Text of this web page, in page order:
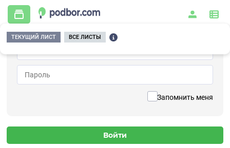
Запомнить меня
ТЕКУЩИЙ ЛИСТ ВСЕ ЛИСТЫ
Главная / Контрольно-измерительные приборы и автоматика / Датчики /
Виброускорения / 1V203HA-100
Датчик виброускорения